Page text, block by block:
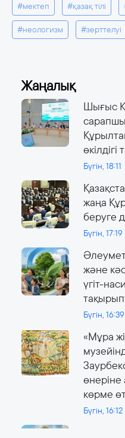
#мектеп #қазақ тілі
#неологизм #зерттелуі
Жаңалық
Шығыс
Бүгін, 18:11
жаңа
беруге
Бүгін, 17:19
және
үгіт-
Бүгін, 16:39
«Мұра
көрме
Бүгін, 16:12